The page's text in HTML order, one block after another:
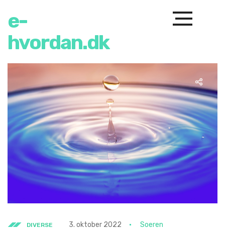
e-
hvordan.dk
DIVERSE 3. oktober 2022 Soeren